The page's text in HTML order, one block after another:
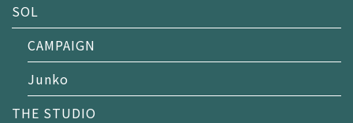
SOL
CAMPAIGN
Junko
THE STUDIO